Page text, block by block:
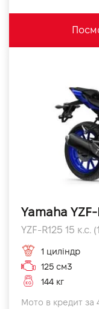
Yamaha YZF-
YZF-R125 15 к.с.
1 циліндр
125 см3
144 кг
Мото в кредит за